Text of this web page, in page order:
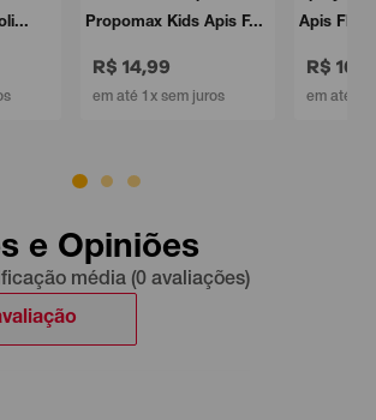
Propomax Kids Apis F...
R$ 14,99
em até 1x sem juros
Apis
R$
em até 1x
e Opiniões
média (0 avaliações)